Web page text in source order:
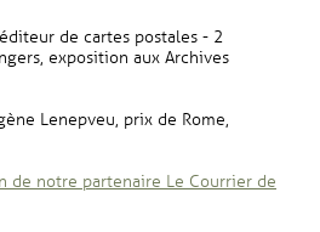
de cartes postales - 2
exposition aux Archives
Lenepveu, prix de Rome,
de notre partenaire Le Courrier de
fenêtre